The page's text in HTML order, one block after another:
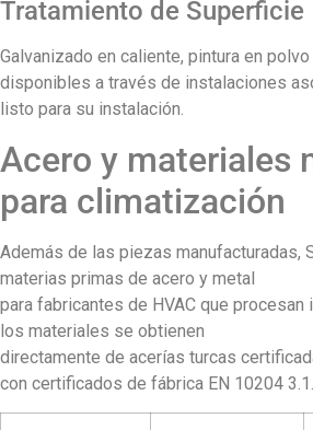
Tratamiento de Superficie
Galvanizado en caliente, pintura en
disponibles a través de instalaciones
listo para su instalación.
Acero y materiales
para climatización
Además de las piezas manufacturadas,
materias primas de acero y metal
para fabricantes de HVAC que procesan
los materiales se obtienen
directamente de acerías turcas
con certificados de fábrica EN 10204 3.1.